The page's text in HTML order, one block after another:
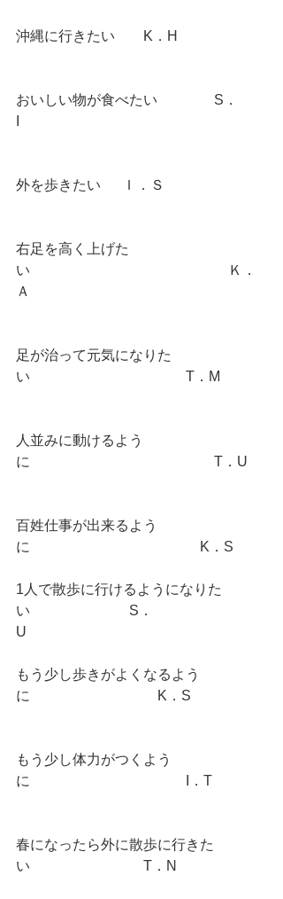
沖縄に行きたい　　K．H
おいしい物が食べたい　　　　S．
外を歩きたい      Ｉ．Ｓ
右足を高く上げた
い　　　　　　　　　　　　　　Ｋ．
Ａ
足が治って元気になりた
い　　　　　　　　　　　T．M
人並みに動けるよう
に　　　　　　　　　　　　　T．U
百姓仕事が出来るよう
に　　　　　　　　　　　　K．S
1人で散歩に行けるようになりた
い　　　　　　　S．
U
もう少し歩きがよくなるよう
に　　　　　　　　　K．S
もう少し体力がつくよう
に　　　　　　　　　　　I．T
春になったら外に散歩に行きた
い　　　　　　　　T．N